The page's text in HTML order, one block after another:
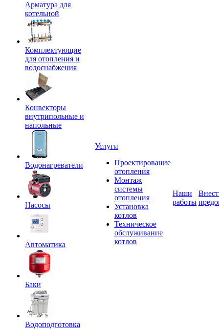
Арматура для
котельной
Комплектующие
для отопления и
водоснабжения
Конвекторы
внутрипольные и
напольные
Водонагреватели
Насосы
Автоматика
Баки
Водоподготовка
Услуги
Проектирование
отопления
Монтаж
системы
отопления
Установка
котлов
Техническое
обслуживание
котлов
Наши
работы